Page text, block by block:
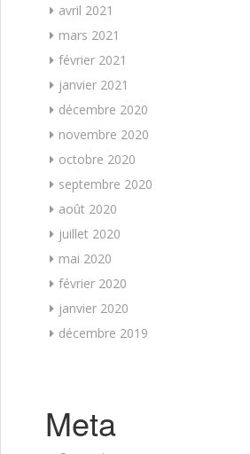
avril 2021
mars 2021
février 2021
janvier 2021
décembre 2020
novembre 2020
octobre 2020
septembre 2020
août 2020
juillet 2020
mai 2020
février 2020
janvier 2020
décembre 2019
Meta